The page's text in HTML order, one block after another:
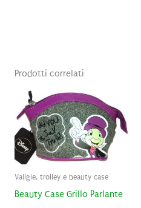
Prodotti correlati
Valigie, trolley e beauty case
Beauty Case Grillo Parlante